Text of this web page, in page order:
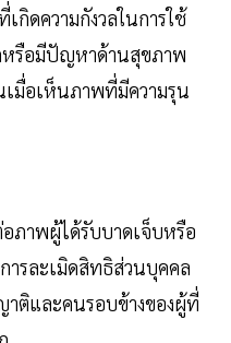
กิดความกังวลในการใช้
หรือมีปัญหาด้านสุขภาพ
เมื่อเห็นภาพที่มีความรุน
ภาพผู้ได้รับบาดเจ็บหรือ
ารละเมิดสิทธิส่วนบุคคล
ติและคนรอบข้างของผู้ที่